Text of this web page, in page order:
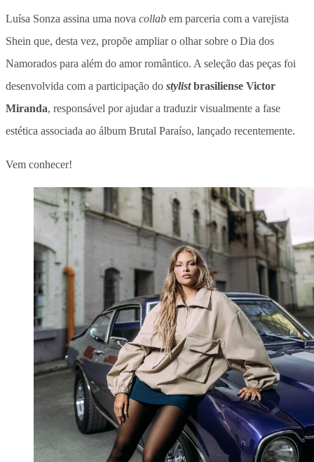
Luísa Sonza assina uma nova collab em parceria com a varejista
Shein que, desta vez, propõe ampliar o olhar sobre o Dia dos
Namorados para além do amor romântico. A seleção das peças foi
desenvolvida com a participação do stylistbrasiliense Victor
Miranda, responsável por ajudar a traduzir visualmente a fase
estética associada ao álbum Brutal Paraíso, lançado recentemente.
Vem conhecer!